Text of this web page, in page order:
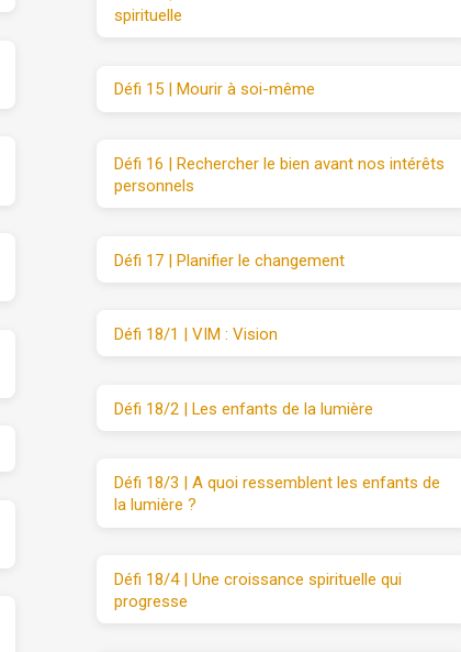
spirituelle
Défi 15 | Mourir à soi-même
Défi 16 | Rechercher le bien avant nos intérêts
personnels
Défi 17 | Planifier le changement
Défi 18/1 | VIM : Vision
Défi 18/2 | Les enfants de la lumière
Défi 18/3 | A quoi ressemblent les enfants de
la lumière ?
Défi 18/4 | Une croissance spirituelle qui
progresse